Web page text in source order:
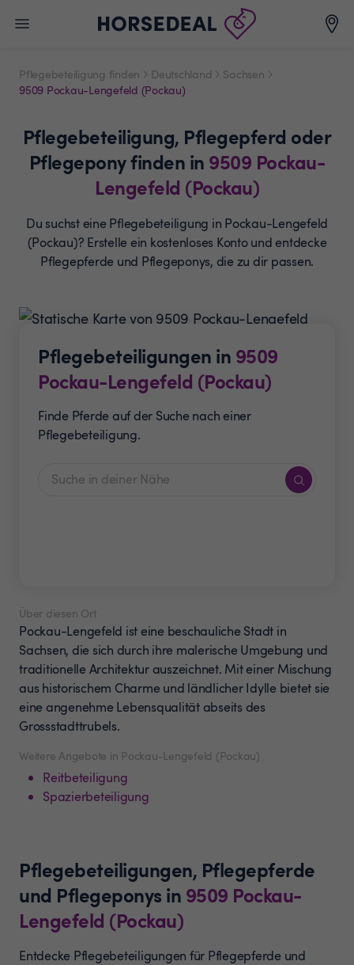
Pflegebeteiligung finden Deutschland
Sachsen
9509 Pockau-Lengefeld (Pockau)
Pflegebeteiligung, Pflegepferd oder
Pflegeponyfinden in 9509 Pockau-
Lengefeld (Pockau)
Du suchst eine Pflegebeteiligung in Pockau-Lengefeld
(Pockau)? Erstelle ein kostenloses Konto und entdecke
Pflegepferde und Pflegeponys, die zu dir passen.
Pflegebeteiligungen in 9509
Pockau-Lengefeld (Pockau)
Finde Pferde auf der Suche nach einer
Pflegebeteiligung.
Weitere Angebote in Pockau-Lengefeld (Pockau)
Reitbeteiligung
Spazierbeteiligung
Über diesen Ort
Pockau-Lengefeld ist eine beschauliche Stadt in
Sachsen, die sich durch ihre malerische Umgebung und
traditionelle Architektur auszeichnet. Mit einer Mischung
aus historischem Charme und ländlicher Idylle bietet sie
eine angenehme Lebensqualität abseits des
Grossstadttrubels.
Pflegebeteiligungen, Pflegepferde
und Pflegeponys in 9509 Pockau-
Lengefeld (Pockau)
Entdecke Pflegebeteiligungen für Pflegepferde und